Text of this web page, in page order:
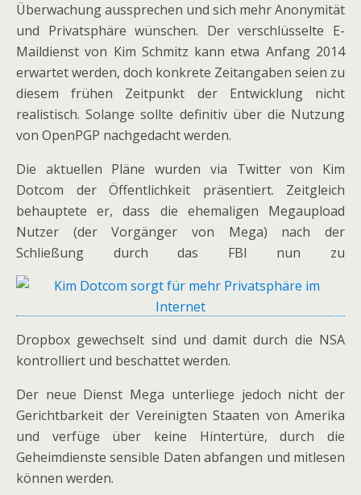
Überwachung aussprechen und sich mehr Anonymität
und Privatsphäre wünschen. Der verschlüsselte E-
Maildienst von Kim Schmitz kann etwa Anfang 2014
erwartet werden, doch konkrete Zeitangaben seien zu
diesem frühen Zeitpunkt der Entwicklung nicht
realistisch. Solange sollte definitiv über die Nutzung
von OpenPGP nachgedacht werden.
Die aktuellen Pläne wurden via Twitter von Kim
Dotcom der Öffentlichkeit präsentiert. Zeitgleich
behauptete er, dass die ehemaligen Megaupload
Nutzer (der Vorgänger von Mega) nach der
Schließung durch das FBI nun zu
Dropbox gewechselt sind und damit durch die NSA
kontrolliert und beschattet werden.
Der neue Dienst Mega unterliege jedoch nicht der
Gerichtbarkeit der Vereinigten Staaten von Amerika
und verfüge über keine Hintertüre, durch die
Geheimdienste sensible Daten abfangen und mitlesen
können werden.